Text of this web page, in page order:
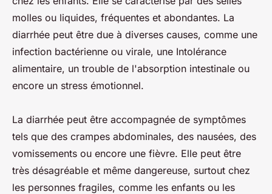
molles ou liquides, fréquentes et abondantes. La
diarrhée peut être due à diverses causes, comme une
infection bactérienne ou virale, une Intolérance
alimentaire, un trouble de l'absorption intestinale ou
encore un stress émotionnel.
La diarrhée peut être accompagnée de symptômes
tels que des crampes abdominales, des nausées, des
vomissements ou encore une fièvre. Elle peut être
très désagréable et même dangereuse, surtout chez
les personnes fragiles, comme les enfants ou les